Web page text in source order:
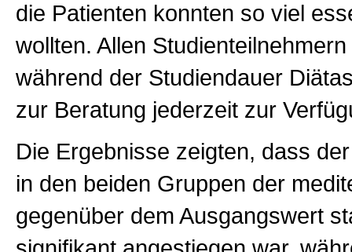
die Patienten konnten so viel
wollten. Allen
während der Studiendauer
zur Beratung jederzeit zur
Die Ergebnisse zeigten, dass
in den beiden Gruppen der
gegenüber dem Ausgangswert